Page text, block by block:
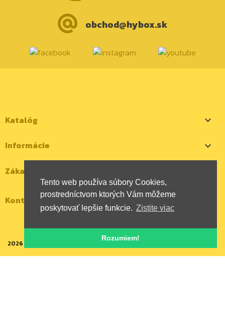
Tento web používa súbory Cookies,
prostredníctvom ktorých Vám môžeme
poskytovať lepšie funkcie. Zistite viac
Rozumiem!
obchod@hybox.sk
Katalóg 
Informácie 
Zákaznícky účet
Kontaktujte nás
2026 | Všetky autorské práva vyhradené | HYBOX Slovakia, s.r.o.